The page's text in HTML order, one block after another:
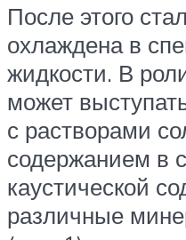
После этого
охлаждена в
жидкости. В
может
с растворами
содержанием в
каустической
различные